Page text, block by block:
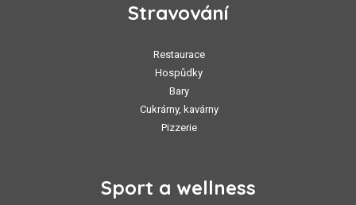
Stravování
Restaurace
Hospůdky
Bary
Cukrárny, kavárny
Pizzerie
Sport a wellness